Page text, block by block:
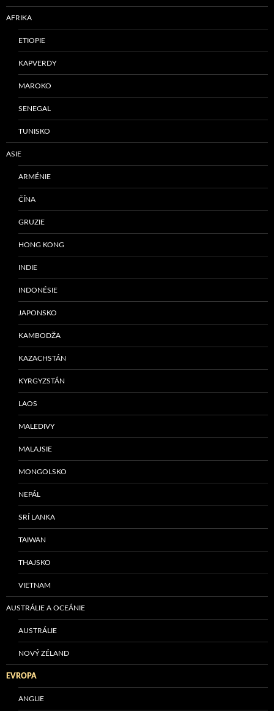
AFRIKA
ETIOPIE
KAPVERDY
MAROKO
SENEGAL
TUNISKO
ASIE
ARMÉNIE
ČÍNA
GRUZIE
HONG KONG
INDIE
INDONÉSIE
JAPONSKO
KAMBODŽA
KAZACHSTÁN
KYRGYZSTÁN
LAOS
MALEDIVY
MALAJSIE
MONGOLSKO
NEPÁL
SRÍ LANKA
TAIWAN
THAJSKO
VIETNAM
AUSTRÁLIE A OCEÁNIE
AUSTRÁLIE
NOVÝ ZÉLAND
EVROPA
ANGLIE